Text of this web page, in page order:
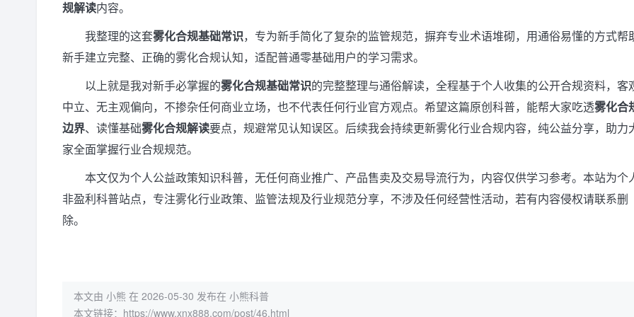
规解读内容。
我整理的这套雾化合规基础常识，专为新手简化了复杂的监管规范，摒弃专业术语堆砌，用通俗易懂的方式帮
新手建立完整、正确的雾化合规认知，适配普通零基础用户的学习需求。
以上就是我对新手必掌握的雾化合规基础常识的完整整理与通俗解读，全程基于个人收集的公开合规资料，客
中立、无主观偏向，不掺杂任何商业立场，也不代表任何行业官方观点。希望这篇原创科普，能帮大家吃透雾化合
边界、读懂基础雾化合规解读要点，规避常见认知误区。后续我会持续更新雾化行业合规内容，纯公益分享，助力
家全面掌握行业合规规范。
本文仅为个人公益政策知识科普，无任何商业推广、产品售卖及交易导流行为，内容仅供学习参考。本站为个
非盈利科普站点，专注雾化行业政策、监管法规及行业规范分享，不涉及任何经营性活动，若有内容侵权请联系删
除。
本文由 小熊 在 2026-05-30 发布在 小熊科普
本文链接： https://www.xnx888.com/post/46.html